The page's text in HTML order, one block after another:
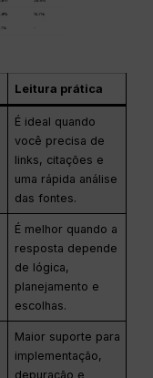
Leitura prática
É ideal quando
você precisa de
links, citações e
uma rápida análise
das fontes.
É melhor quando a
resposta depende
de lógica,
planejamento e
escolhas.
Maior suporte para
implementação,
depuração e